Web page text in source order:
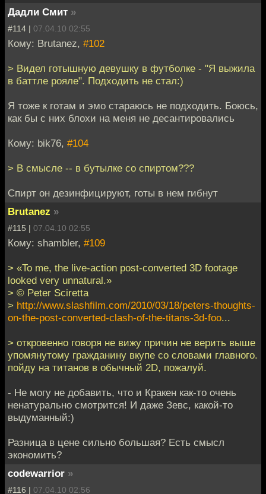
Дадли Смит »
#114 | 07.04.10 02:55
Кому: Brutanez, #102
> Видел готышную девушку в футболке - "Я выжила
в баттле рояле". Подходить не стал:)
Я тоже к готам и эмо стараюсь не подходить. Боюсь,
как бы с них блохи на меня не десантировались
Кому: bik76, #104
> В смысле -- в бутылке со спиртом???
Спирт он дезинфицируют, готы в нем гибнут
Brutanez »
#115 | 07.04.10 02:55
Кому: shambler, #109
> «To me, the live-action post-converted 3D footage
looked very unnatural.»
> © Peter Sciretta
> http://www.slashfilm.com/2010/03/18/peters-thoughts-
on-the-post-converted-clash-of-the-titans-3d-foo...
> откровенно говоря не вижу причин не верить выше
упомянутому гражданину вкупе со словами главного.
пойду на титанов в обычный 2D, пожалуй.
- Не могу не добавить, что и Кракен как-то очень
ненатурально смотрится! И даже Зевс, какой-то
выдуманный:)
Разница в цене сильно большая? Есть смысл
экономить?
codewarrior »
#116 | 07.04.10 02:56